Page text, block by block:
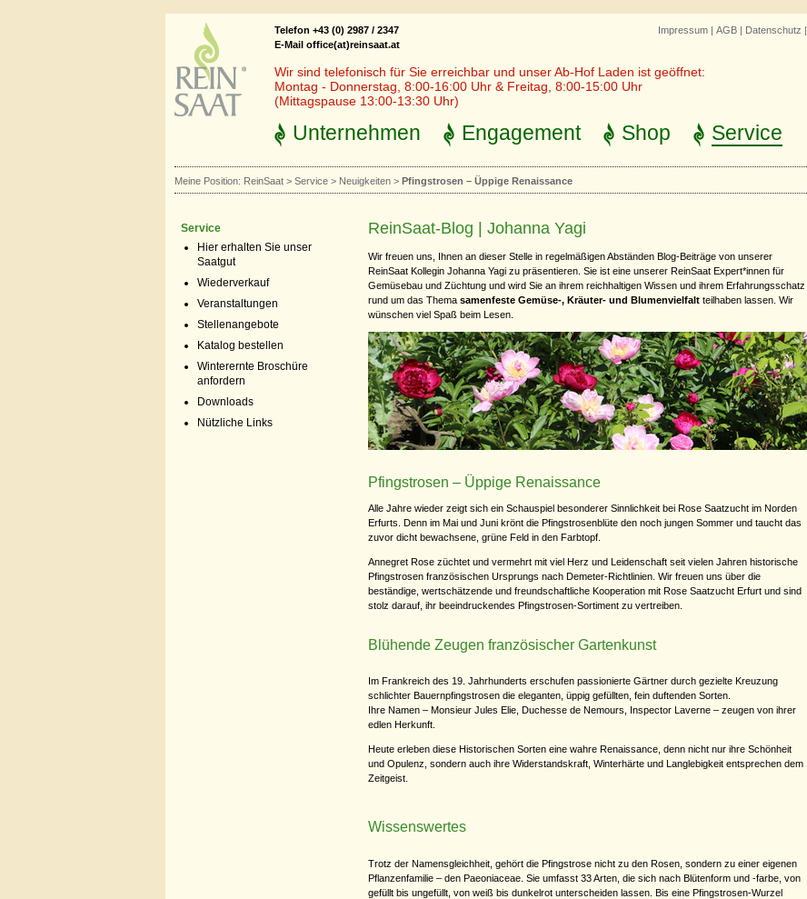
Impressum | AGB | Datenschutz |
Telefon +43 (0) 2987 / 2347
E-Mail office(at)reinsaat.at
Wir sind telefonisch für Sie erreichbar und unser Ab-Hof Laden ist geöffnet:
Montag - Donnerstag, 8:00-16:00 Uhr & Freitag, 8:00-15:00 Uhr
(Mittagspause 13:00-13:30 Uhr)
Unternehmen Engagement Shop Service
Meine Position: ReinSaat > Service > Neuigkeiten > Pfingstrosen – Üppige Renaissance
Service
Hier erhalten Sie unser
Saatgut
Wiederverkauf
Veranstaltungen
Stellenangebote
Katalog bestellen
Winterernte Broschüre
anfordern
Downloads
Nützliche Links
ReinSaat-Blog | Johanna Yagi
Wir freuen uns, Ihnen an dieser Stelle in regelmäßigen Abständen Blog-Beiträge von unserer
ReinSaat Kollegin Johanna Yagi zu präsentieren. Sie ist eine unserer ReinSaat Expert*innen für
Gemüsebau und Züchtung und wird Sie an ihrem reichhaltigen Wissen und ihrem Erfahrungsschatz
rund um das Thema samenfeste Gemüse-, Kräuter- und Blumenvielfalt teilhaben lassen. Wir
wünschen viel Spaß beim Lesen.
Pfingstrosen – Üppige Renaissance
Alle Jahre wieder zeigt sich ein Schauspiel besonderer Sinnlichkeit bei Rose Saatzucht im Norden
Erfurts. Denn im Mai und Juni krönt die Pfingstrosenblüte den noch jungen Sommer und taucht das
zuvor dicht bewachsene, grüne Feld in den Farbtopf.
Annegret Rose züchtet und vermehrt mit viel Herz und Leidenschaft seit vielen Jahren historische
Pfingstrosen französischen Ursprungs nach Demeter-Richtlinien. Wir freuen uns über die
beständige, wertschätzende und freundschaftliche Kooperation mit Rose Saatzucht Erfurt und sind
stolz darauf, ihr beeindruckendes Pfingstrosen-Sortiment zu vertreiben.
Blühende Zeugen französischer Gartenkunst
Im Frankreich des 19. Jahrhunderts erschufen passionierte Gärtner durch gezielte Kreuzung
schlichter Bauernpfingstrosen die eleganten, üppig gefüllten, fein duftenden Sorten.
Ihre Namen – Monsieur Jules Elie, Duchesse de Nemours, Inspector Laverne – zeugen von ihrer
edlen Herkunft.
Heute erleben diese Historischen Sorten eine wahre Renaissance, denn nicht nur ihre Schönheit
und Opulenz, sondern auch ihre Widerstandskraft, Winterhärte und Langlebigkeit entsprechen dem
Zeitgeist.
Wissenswertes
Trotz der Namensgleichheit, gehört die Pfingstrose nicht zu den Rosen, sondern zu einer eigenen
Pflanzenfamilie – den Paeoniaceae. Sie umfasst 33 Arten, die sich nach Blütenform und -farbe, von
gefüllt bis ungefüllt, von weiß bis dunkelrot unterscheiden lassen. Bis eine Pfingstrosen-Wurzel